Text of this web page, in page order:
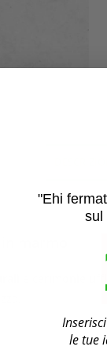
marmo
"Ehi
sul
le tue